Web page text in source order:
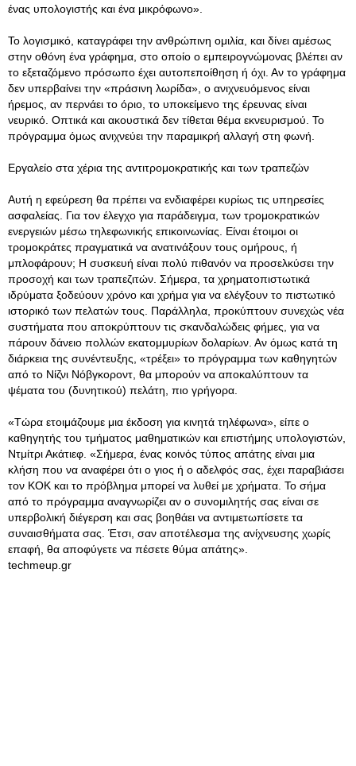
ένας υπολογιστής και ένα μικρόφωνο».
Το λογισμικό, καταγράφει την ανθρώπινη ομιλία, και δίνει αμέσως
στην οθόνη ένα γράφημα, στο οποίο ο εμπειρογνώμονας βλέπει αν
το εξεταζόμενο πρόσωπο έχει αυτοπεποίθηση ή όχι. Αν το γράφημα
δεν υπερβαίνει την «πράσινη λωρίδα», ο ανιχνευόμενος είναι
ήρεμος, αν περνάει το όριο, το υποκείμενο της έρευνας είναι
νευρικό. Οπτικά και ακουστικά δεν τίθεται θέμα εκνευρισμού. Το
πρόγραμμα όμως ανιχνεύει την παραμικρή αλλαγή στη φωνή.
Εργαλείο στα χέρια της αντιτρομοκρατικής και των τραπεζών
Αυτή η εφεύρεση θα πρέπει να ενδιαφέρει κυρίως τις υπηρεσίες
ασφαλείας. Για τον έλεγχο για παράδειγμα, των τρομοκρατικών
ενεργειών μέσω τηλεφωνικής επικοινωνίας. Είναι έτοιμοι οι
τρομοκράτες πραγματικά να ανατινάξουν τους ομήρους, ή
μπλοφάρουν; Η συσκευή είναι πολύ πιθανόν να προσελκύσει την
προσοχή και των τραπεζιτών. Σήμερα, τα χρηματοπιστωτικά
ιδρύματα ξοδεύουν χρόνο και χρήμα για να ελέγξουν το πιστωτικό
ιστορικό των πελατών τους. Παράλληλα, προκύπτουν συνεχώς νέα
συστήματα που αποκρύπτουν τις σκανδαλώδεις φήμες, για να
πάρουν δάνειο πολλών εκατομμυρίων δολαρίων. Αν όμως κατά τη
διάρκεια της συνέντευξης, «τρέξει» το πρόγραμμα των καθηγητών
από το Νίζνι Νόβγκοροντ, θα μπορούν να αποκαλύπτουν τα
ψέματα του (δυνητικού) πελάτη, πιο γρήγορα.
«Τώρα ετοιμάζουμε μια έκδοση για κινητά τηλέφωνα», είπε ο
καθηγητής του τμήματος μαθηματικών και επιστήμης υπολογιστών,
Ντμίτρι Ακάτιεφ. «Σήμερα, ένας κοινός τύπος απάτης είναι μια
κλήση που να αναφέρει ότι ο γιος ή ο αδελφός σας, έχει παραβιάσει
τον ΚΟΚ και το πρόβλημα μπορεί να λυθεί με χρήματα. Το σήμα
από το πρόγραμμα αναγνωρίζει αν ο συνομιλητής σας είναι σε
υπερβολική διέγερση και σας βοηθάει να αντιμετωπίσετε τα
συναισθήματα σας. Έτσι, σαν αποτέλεσμα της ανίχνευσης χωρίς
επαφή, θα αποφύγετε να πέσετε θύμα απάτης».
techmeup.gr